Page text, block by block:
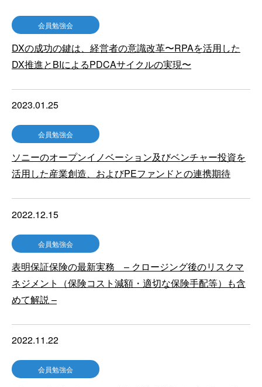
会員勉強会
DXの成功の鍵は、経営者の意識改革〜RPAを活用した
DX推進とBIによるPDCAサイクルの実現〜
2023.01.25
会員勉強会
ソニーのオープンイノベーション及びベンチャー投資を
活用した産業創造、およびPEファンドとの連携期待
2022.12.15
会員勉強会
表明保証保険の最新実務 – クロージング後のリスクマ
ネジメント（保険コスト減額・適切な保険手配等）も含
めて解説 –
2022.11.22
会員勉強会